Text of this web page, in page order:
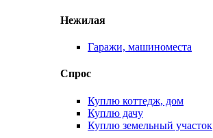
Нежилая
Гаражи, машиноместа
Спрос
Куплю коттедж, дом
Куплю дачу
Куплю земельный участок